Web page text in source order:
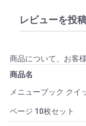
レビューを投
商品について、お客
商品名
メニューブック クイ
ページ 10枚セット